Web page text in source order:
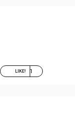
LIKE! 1